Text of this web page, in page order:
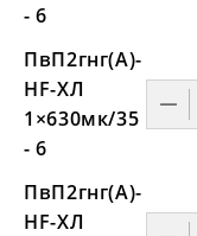
- 6
ПвП2гнг(А)-
HF-ХЛ
1×630мк/35
- 6
ПвП2гнг(А)-
HF-ХЛ